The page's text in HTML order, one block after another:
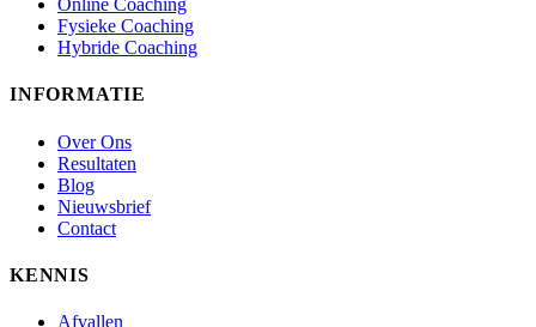
Online Coaching
Fysieke Coaching
Hybride Coaching
INFORMATIE
Over Ons
Resultaten
Blog
Nieuwsbrief
Contact
KENNIS
Afvallen